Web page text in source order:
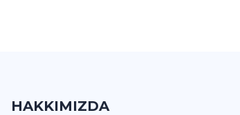
Ürün bilgilerinde hatalar bulunuyor.
HAKKIMIZDA